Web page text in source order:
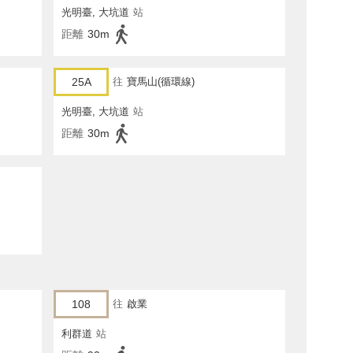
光明臺, 大坑道 站
距離 30m
25A 往 寶馬山(循環線)
光明臺, 大坑道 站
距離 30m
108 往 啟業
利群道 站